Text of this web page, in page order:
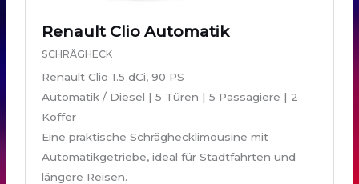
Renault Clio Automatik
SCHRÄGHECK
Renault Clio 1.5 dCi, 90 PS
Automatik / Diesel | 5 Türen | 5 Passagiere | 2
Koffer
Eine praktische Schräghecklimousine mit
Automatikgetriebe, ideal für Stadtfahrten und
längere Reisen.